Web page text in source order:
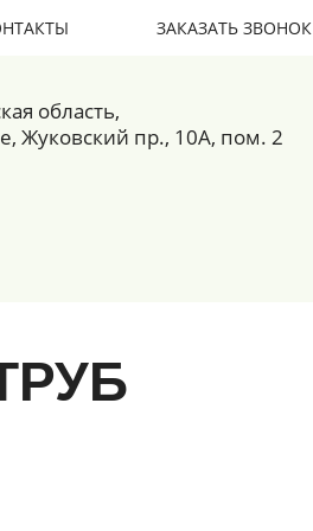
ЗАКАЗАТЬ ЗВОНОК
область,
Жуковский пр., 10А, пом. 2